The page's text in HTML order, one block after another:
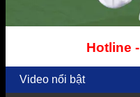
Hotline -
Video nổi bật